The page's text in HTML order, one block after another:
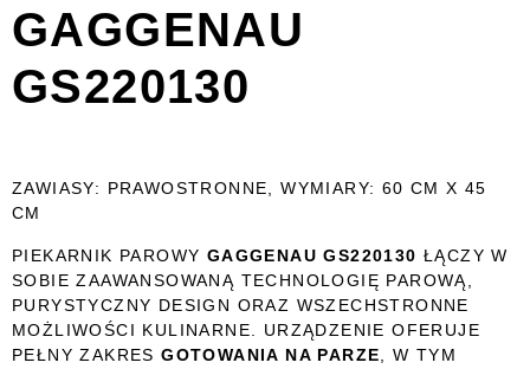
GAGGENAU
GS220130
ZAWIASY: PRAWOSTRONNE, WYMIARY: 60 CM X 45
CM
PIEKARNIK PAROWY GAGGENAU GS220130 ŁĄCZY W
SOBIE ZAAWANSOWANĄ TECHNOLOGIĘ PAROWĄ,
PURYSTYCZNY DESIGN ORAZ WSZECHSTRONNE
MOŻLIWOŚCI KULINARNE. URZĄDZENIE OFERUJE
PEŁNY ZAKRESGOTOWANIA NA PARZE , W TYM